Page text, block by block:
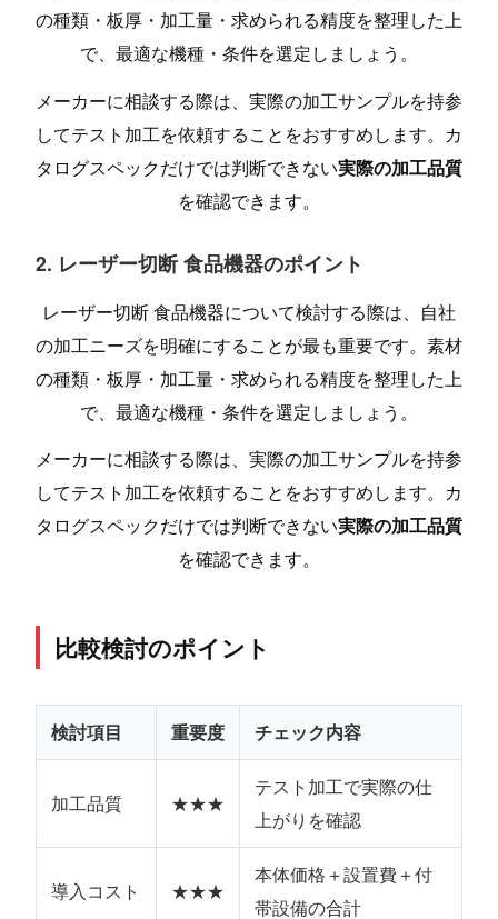
の種類・板厚・加工量・求められる精度を整理した上
で、最適な機種・条件を選定しましょう。
メーカーに相談する際は、実際の加工サンプルを持参
してテスト加工を依頼することをおすすめします。カ
タログスペックだけでは判断できない実際の加工品質
を確認できます。
2. レーザー切断 食品機器のポイント
レーザー切断 食品機器について検討する際は、自社
の加工ニーズを明確にすることが最も重要です。素材
の種類・板厚・加工量・求められる精度を整理した上
で、最適な機種・条件を選定しましょう。
メーカーに相談する際は、実際の加工サンプルを持参
してテスト加工を依頼することをおすすめします。カ
タログスペックだけでは判断できない実際の加工品質
を確認できます。
比較検討のポイント
検討項目 重要度 チェック内容
加工品質 ★★★
テスト加工で実際の仕
上がりを確認
導入コスト ★★★
本体価格＋設置費＋付
帯設備の合計